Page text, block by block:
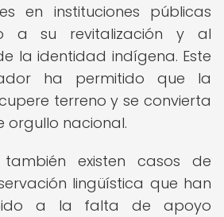
en instituciones públicas
a su revitalización y al
la identidad indígena. Este
ha permitido que la
terreno y se convierta
orgullo nacional.
existen casos de
lingüística que han
a la falta de apoyo